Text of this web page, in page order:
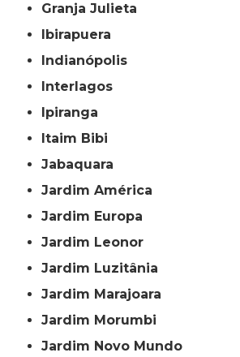
Granja Julieta
Ibirapuera
Indianópolis
Interlagos
Ipiranga
Itaim Bibi
Jabaquara
Jardim América
Jardim Europa
Jardim Leonor
Jardim Luzitânia
Jardim Marajoara
Jardim Morumbi
Jardim Novo Mundo